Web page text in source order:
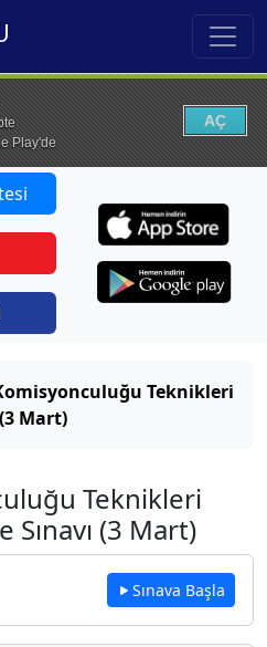
Play'de
AÇ
Teknikleri
Mart)
Teknikleri
(3 Mart)
Sınava Başla